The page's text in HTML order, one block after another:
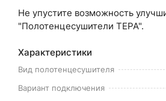
Не упустите возможность
"Полотенцесушители ТЕРА".
Характеристики
Вид полотенцесушителя
Вариант подключения